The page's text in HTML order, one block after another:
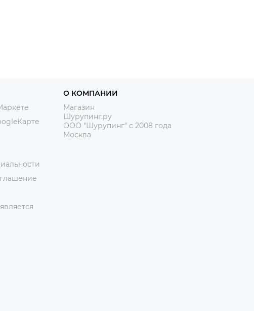
О КОМПАНИИ
Магазин
Шурупинг.ру
ООО "Шурупинг" с 2008 года
Москва